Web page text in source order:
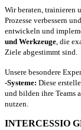
Wir beraten, trainieren
Prozesse verbessern und
entwickeln und
und Werkzeuge , die
Ziele abgestimmt sind.
Unsere besondere
-Systeme: Diese
und bilden ihre Teams
nutzen.
INTERCESSIO